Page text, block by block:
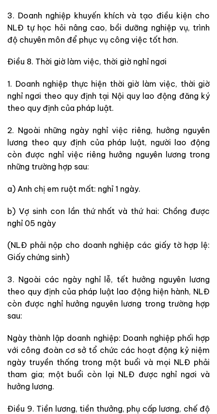
3. Doanh nghiệp khuyến khích và tạo điều kiện cho
NLĐ tự học hỏi nâng cao, bồi dưỡng nghiệp vụ, trình
độ chuyên môn để phục vụ công việc tốt hơn.
Điều 8. Thời giờ làm việc, thời giờ nghỉ ngơi
1. Doanh nghiệp thực hiện thời giờ làm việc, thời giờ
nghỉ ngơi theo quy định tại Nội quy lao động đăng ký
theo quy định của pháp luật.
2. Ngoài những ngày nghỉ việc riêng, hưởng nguyên
lương theo quy định của pháp luật, người lao động
còn được nghỉ việc riêng hưởng nguyên lương trong
những trường hợp sau:
a) Anh chị em ruột mất: nghỉ 1 ngày.
b) Vợ sinh con lần thứ nhất và thứ hai: Chồng được
nghỉ 05 ngày
(NLĐ phải nộp cho doanh nghiệp các giấy tờ hợp lệ:
Giấy chứng sinh)
3. Ngoài các ngày nghỉ lễ, tết hưởng nguyên lương
theo quy định của pháp luật lao động hiện hành, NLĐ
còn được nghỉ hưởng nguyên lương trong trường hợp
sau:
Ngày thành lập doanh nghiệp: Doanh nghiệp phối hợp
với công đoàn cơ sở tổ chức các hoạt động kỷ niệm
ngày truyền thống trong một buổi và mọi NLĐ phải
tham gia; một buổi còn lại NLĐ được nghỉ ngơi và
hưởng lương.
Điều 9. Tiền lương, tiền thưởng, phụ cấp lương, chế độ